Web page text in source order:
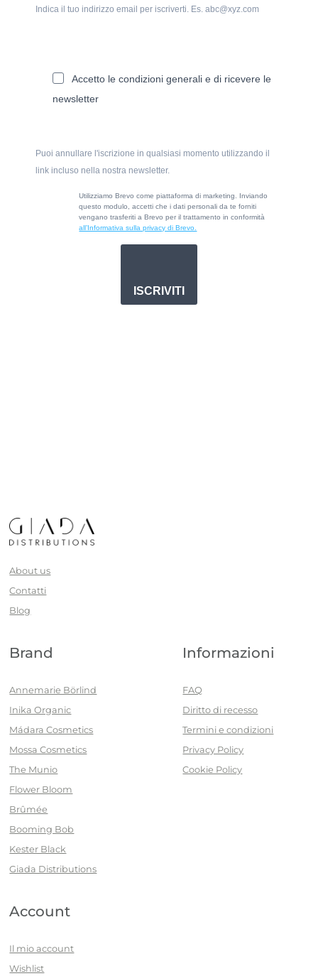
Indica il tuo indirizzo email per iscriverti. Es. abc@xyz.com
Accetto le condizioni generali e di ricevere le
newsletter
Puoi annullare l'iscrizione in qualsiasi momento utilizzando il
link incluso nella nostra newsletter.
Utilizziamo Brevo come piattaforma di marketing. Inviando
questo modulo, accetti che i dati personali da te forniti
vengano trasferiti a Brevo per il trattamento in conformità
all’Informativa sulla privacy di Brevo.
ISCRIVITI
About us
Contatti
Blog
Brand
Annemarie Börlind
Inika Organic
Mádara Cosmetics
Mossa Cosmetics
The Munio
Flower Bloom
Brûmée
Booming Bob
Kester Black
Giada Distributions
Informazioni
FAQ
Diritto di recesso
Termini e condizioni
Privacy Policy
Cookie Policy
Account
Il mio account
Wishlist